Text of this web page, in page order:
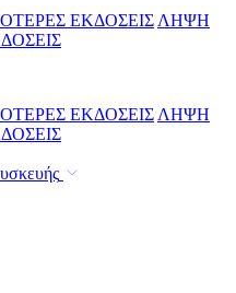
ΕΚΔΟΣΕΙΣ ΛΗΨΗ
ΕΚΔΟΣΕΙΣ ΛΗΨΗ